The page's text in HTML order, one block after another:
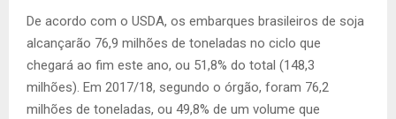
De acordo com o USDA, os embarques brasileiros de soja
alcançarão 76,9 milhões de toneladas no ciclo que
chegará ao fim este ano, ou 51,8% do total (148,3
milhões). Em 2017/18, segundo o órgão, foram 76,2
milhões de toneladas, ou 49,8% de um volume que